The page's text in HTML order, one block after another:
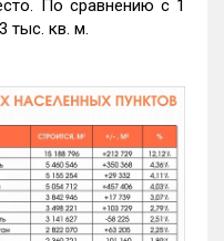
По сравнению с 1
тыс. кв. м.